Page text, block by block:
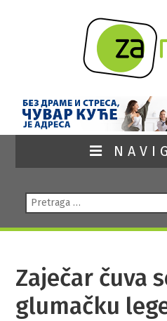
Pretraga:
Zaječar čuva
glumačku